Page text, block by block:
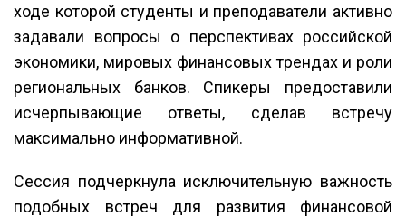
ходе которой студенты и преподаватели активно
задавали вопросы о перспективах российской
экономики, мировых финансовых трендах и роли
региональных банков. Спикеры предоставили
исчерпывающие ответы, сделав встречу
максимально информативной.
Сессия подчеркнула исключительную важность
подобных встреч для развития финансовой